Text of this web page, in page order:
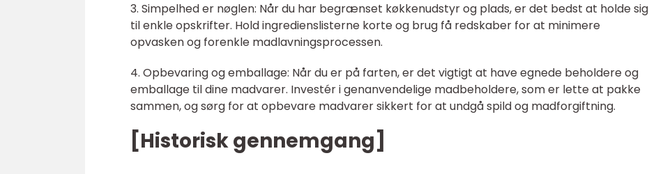
3. Simpelhed er nøglen: Når du har begrænset køkkenudstyr og plads, er det bedst at holde sig
til enkle opskrifter. Hold ingredienslisterne korte og brug få redskaber for at minimere
opvasken og forenkle madlavningsprocessen.
4. Opbevaring og emballage: Når du er på farten, er det vigtigt at have egnede beholdere og
emballage til dine madvarer. Investér i genanvendelige madbeholdere, som er lette at pakke
sammen, og sørg for at opbevare madvarer sikkert for at undgå spild og madforgiftning.
[Historisk gennemgang]